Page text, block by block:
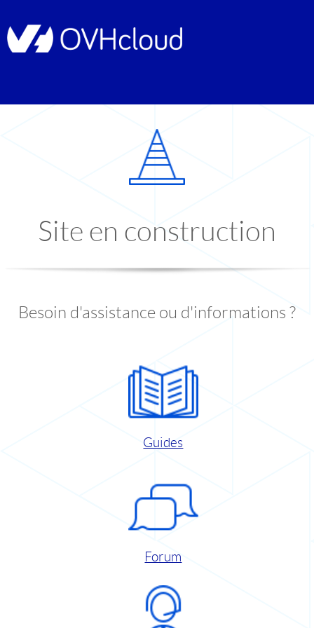
Site en construction
Besoin d'assistance ou d'informations ?
Guides
Forum